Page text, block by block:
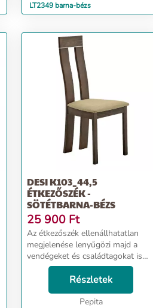
LT2349 barna-bézs
DESI K103_44,5
ÉTKEZŐSZÉK -
SÖTÉTBARNA-BÉZS
25 900 Ft
Az étkezőszék ellenállhatatlan
megjelenése lenyűgözi majd a
vendégeket és családtagokat is
egyaránt. Minőségi kialakításának
köszönhetően hosszú ideig dobja
majd fel a családi összejöveteleket
Részletek
Pepita